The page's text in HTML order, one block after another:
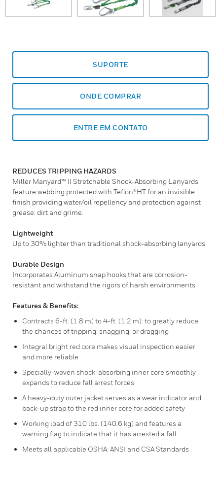
SUPORTE
ONDE COMPRAR
ENTRE EM CONTATO
REDUCES TRIPPING HAZARDS
Miller Manyard™ II Stretchable Shock-Absorbing Lanyards
feature webbing protected with Teflon®HT for an invisible
finish providing water/oil repellency and protection against
grease: dirt and grime.
Lightweight
Up to 30% lighter than traditional shock-absorbing lanyards.
Durable Design
Incorporates Aluminum snap hooks that are corrosion-
resistant and withstand the rigors of harsh environments
Features & Benefits:
Contracts 6-ft. (1.8 m) to 4-ft. (1.2 m): to greatly reduce
the chances of tripping: snagging: or dragging
Integral bright red core makes visual inspection easier
and more reliable
Specially-woven shock-absorbing inner core smoothly
expands to reduce fall arrest forces
A heavy-duty outer jacket serves as a wear indicator and
back-up strap to the red inner core for added safety
Working load of 310 lbs. (140.6 kg) and features a
warning flag to indicate that it has arrested a fall
Meets all applicable OSHA: ANSI and CSA Standards